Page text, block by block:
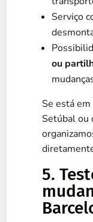
Serviço
ou
Se está
Setúbal ou
5.